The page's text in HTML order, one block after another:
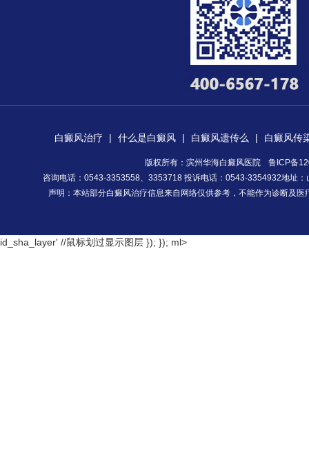
白癜风治疗 | 什么是白癜风 | 白癜风遗传么 | 白癜风传
版权所有：滨州华海白癜风医院
鲁ICP备
咨询电话：0543-3353558、3353718 投诉电话：0543-3354932地址
声明：本站部分白癜风治疗信息来自网络仅供参考，不能作为诊断及
id_sha_layer' //鼠标划过显示图层 }); }); ml>